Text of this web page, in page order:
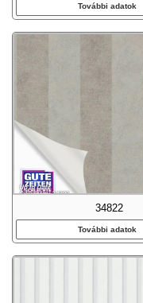
További adatok
34822
További adatok